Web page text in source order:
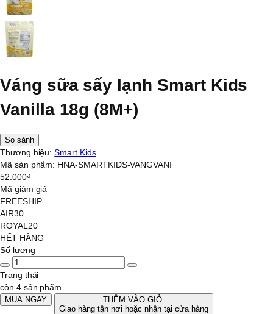
Váng sữa sấy lạnh Smart Kids
Vanilla 18g (8M+)
So sánh
Thương hiệu: Smart Kids
Mã sản phẩm: HNA-SMARTKIDS-VANGVANI
52.000₫
Mã giảm giá
FREESHIP
AIR30
ROYAL20
HẾT HÀNG
Số lượng
Trạng thái
còn 4 sản phẩm
MUA NGAY
THÊM VÀO GIỎ
Giao hàng tận nơi hoặc nhận tại cửa hàng